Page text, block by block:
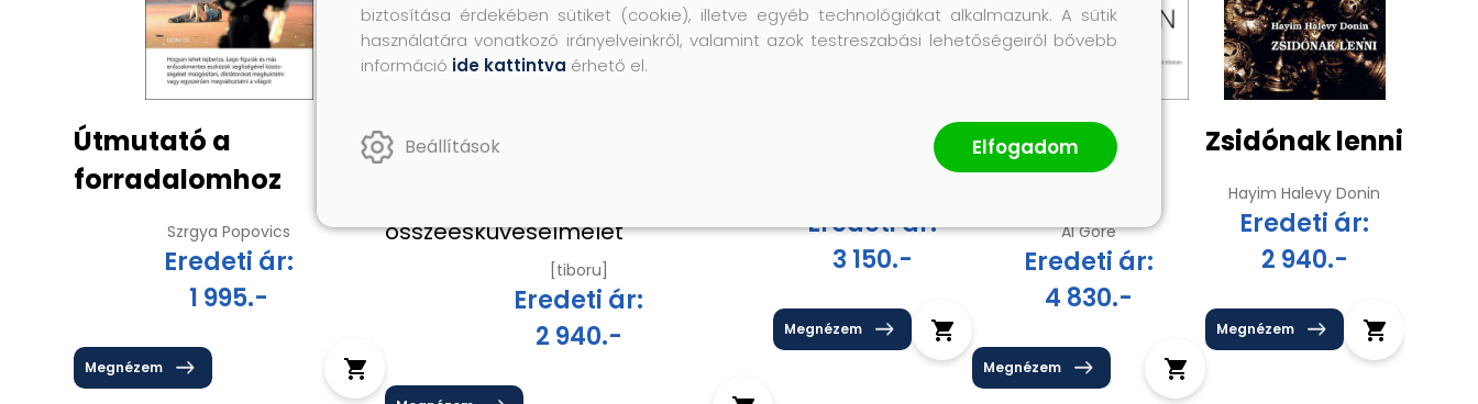
Útmutató a
forradalomhoz
Szrgya Popovics
Eredeti ár:
1 995.-
Megnézem
Konteó 1
összeesküvéselmélet
[tiboru]
Eredeti ár:
2 940.-
Eredeti ár:
3 150.-
Megnézem
Kellemetlen
igazság
Al Gore
Eredeti ár:
4 830.-
Megnézem
Zsidónak lenni
Hayim Halevy Donin
Eredeti ár:
2 940.-
Megnézem
biztosítása érdekében sütiket (cookie), illetve egyéb technológiákat alkalmazunk. A sütik
használatára vonatkozó irányelveinkről, valamint azok testreszabási lehetőségeiről bővebb
információ ide kattintva érhető el.
Beállítások Elfogadom